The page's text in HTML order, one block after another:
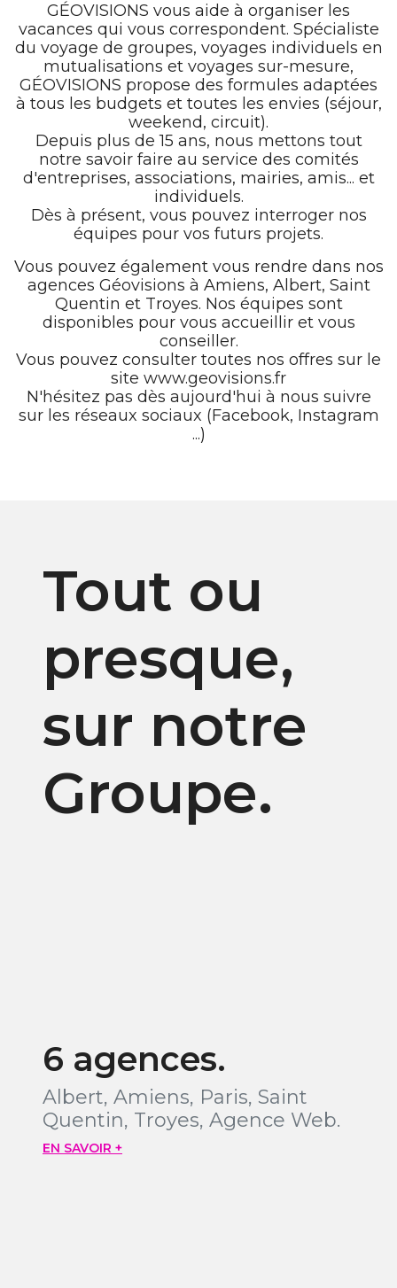
GÉOVISIONS vous aide à organiser les
vacances qui vous correspondent. Spécialiste
du voyage de groupes, voyages individuels en
mutualisations et voyages sur-mesure,
GÉOVISIONS propose des formules adaptées
à tous les budgets et toutes les envies (séjour,
weekend, circuit).
Depuis plus de 15 ans, nous mettons tout
notre savoir faire au service des comités
d'entreprises, associations, mairies, amis... et
individuels.
Dès à présent, vous pouvez interroger nos
équipes pour vos futurs projets.
Vous pouvez également vous rendre dans nos
agences Géovisions à Amiens, Albert, Saint
Quentin et Troyes. Nos équipes sont
disponibles pour vous accueillir et vous
conseiller.
Vous pouvez consulter toutes nos offres sur le
site www.geovisions.fr
N'hésitez pas dès aujourd'hui à nous suivre
sur les réseaux sociaux (Facebook, Instagram
...)
Tout ou
presque,
sur notre
Groupe.
6 agences.
Albert, Amiens, Paris, Saint
Quentin, Troyes, Agence Web.
EN SAVOIR +